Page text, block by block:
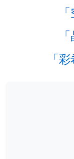
「